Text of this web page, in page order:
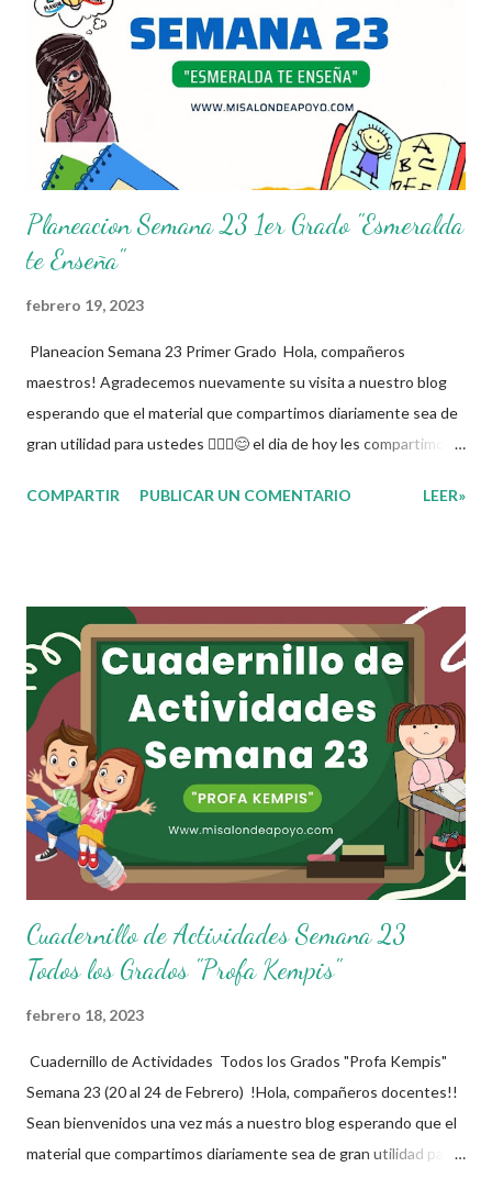
archivos ya que gracias a su dedicacion y trabajo podemos gozar
de estas planeaciones didacticas, recuerden que nosotros solo
los compartimos con fines educativos, didácticos e informativos.
😊 Obtén documento completo aquí 👇👇👇 Planeacion 2do
Grado
Planeacion Semana 23 1er Grado "Esmeralda
te Enseña"
febrero 19, 2023
Planeacion Semana 23 Primer Grado Hola, compañeros
maestros! Agradecemos nuevamente su visita a nuestro blog
esperando que el material que compartimos diariamente sea de
gran utilidad para ustedes 🙋🏽‍♂️😊 el dia de hoy les compartimos
proceso muy importante para los docentes ya que es el
donde se pretende incorporar todos los conocimientos que se
quieren mirar, para de esta forma asentar el conocimiento entre
sus alumnos. Agradecemos a los creadores de estos increibles
archivos ya que gracias a su dedicacion y trabajo podemos gozar
de estas planeaciones didacticas, recuerden que nosotros solo
los compartimos con fines educativos, didácticos e informativos.
😊 Obtén documento completo aquí 👇👇👇 Planeacion 1er Grado
COMPARTIR PUBLICAR UN COMENTARIO LEER»
Cuadernillo de Actividades Semana 23
Todos los Grados "Profa Kempis"
febrero 18, 2023
Cuadernillo de Actividades Todos los Grados "Profa Kempis"
Semana 23 (20 al 24 de Febrero) !Hola, compañeros docentes!!
Sean bienvenidos una vez más a nuestro blog esperando que el
material que compartimos diariamente sea de gran utilidad para